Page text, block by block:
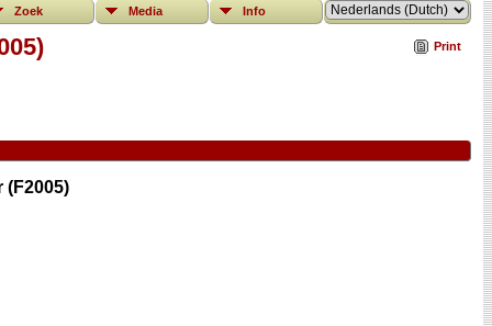
Zoek Media Info
Print
(F2005)